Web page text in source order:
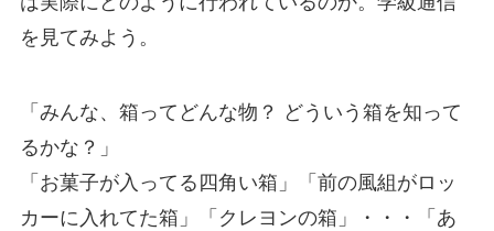
を見てみよう。
「みんな、箱ってどんな物？ どういう箱を知って
るかな？」
「お菓子が入ってる四角い箱」「前の風組がロッ
カーに入れてた箱」「クレヨンの箱」・・・「あ